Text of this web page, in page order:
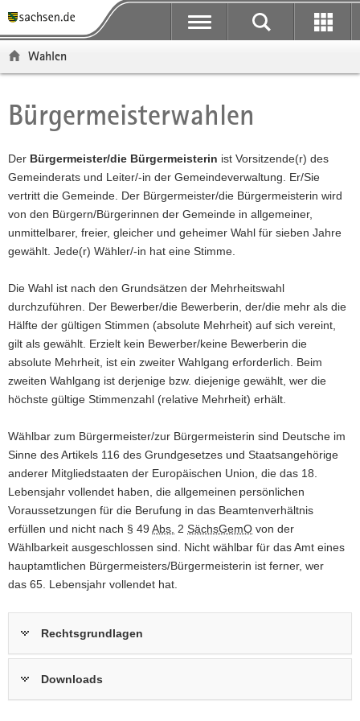
t
ü
e
r
g
r
e
i
e
n
d
e
N
a
v
g
a
t
i
o
n
t
n
v
i
g
a
t
i
n
p
n
a
l
t
t
-
e
r
e
i
c
h
Wahlen
Hauptinhalt
Bürgermeisterwahlen
Der Bürgermeister/die Bürgermeisterin ist Vorsitzende(r) des
Gemeinderats und Leiter/-in der Gemeindeverwaltung. Er/Sie
vertritt die Gemeinde. Der Bürgermeister/die Bürgermeisterin wird
von den Bürgern/Bürgerinnen der Gemeinde in allgemeiner,
unmittelbarer, freier, gleicher und geheimer Wahl für sieben Jahre
gewählt. Jede(r) Wähler/-in hat eine Stimme.
Die Wahl ist nach den Grundsätzen der Mehrheitswahl
durchzuführen. Der Bewerber/die Bewerberin, der/die mehr als die
Hälfte der gültigen Stimmen (absolute Mehrheit) auf sich vereint,
gilt als gewählt. Erzielt kein Bewerber/keine Bewerberin die
absolute Mehrheit, ist ein zweiter Wahlgang erforderlich. Beim
zweiten Wahlgang ist derjenige bzw. diejenige gewählt, wer die
höchste gültige Stimmenzahl (relative Mehrheit) erhält.
Wählbar zum Bürgermeister/zur Bürgermeisterin sind Deutsche im
Sinne des Artikels 116 des Grundgesetzes und Staatsangehörige
anderer Mitgliedstaaten der Europäischen Union, die das 18.
Lebensjahr vollendet haben, die allgemeinen persönlichen
Voraussetzungen für die Berufung in das Beamtenverhältnis
erfüllen und nicht nach § 49 Abs. 2 SächsGemO von der
Wählbarkeit ausgeschlossen sind. Nicht wählbar für das Amt eines
hauptamtlichen Bürgermeisters/Bürgermeisterin ist ferner, wer
das 65. Lebensjahr vollendet hat.
Rechtsgrundlagen
Downloads